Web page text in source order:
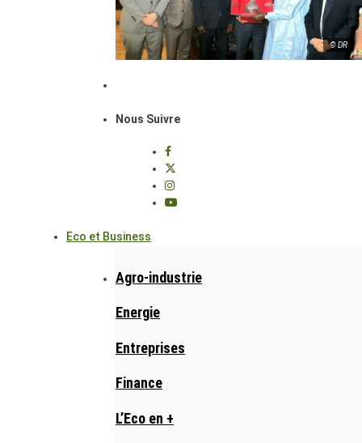
© DR
Nous Suivre
Eco et Business
Agro-industrie
Energie
Entreprises
Finance
L’Eco en +